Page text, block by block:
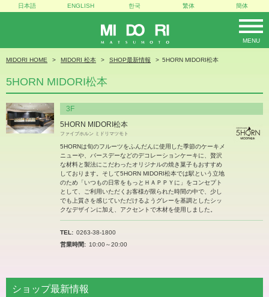
MIDORI
MENU
日本語 ENGLISH 한국 繁体 簡体
MIDORI HOME MIDORI 松本 SHOP最新情報 5HORN MIDORI松本
5HORN MIDORI松本
3F
5HORN MIDORI松本
ファイブホルン ミドリマツモト
5HORNは旬のフルーツをふんだんに使用した季節のケーキメ
ニューや、バースデーなどのデコレーションケーキに、贅沢
な材料と製法にこだわったオリジナルの焼き菓子もおすすめ
しております。そして5HORN MIDORI松本では駅という立地
のため「いつもの日常をもっとＨＡＰＰＹに」をコンセプト
として、ご利用いただくお客様が限られた時間の中で、少し
でも上質さを感じていただけるようグレーを基調としたシッ
クなデザインに加え、アクセントで木材を使用しました。
TEL
0263-38-1800
営業時間
10:00～20:00
ショップ最新情報